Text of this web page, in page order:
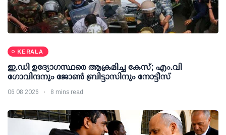
KERALA
ഇ.ഡി ഉദ്യോഗസ്ഥരെ ആക്രമിച്ച കേസ്; എം.വി
ഗോവിന്ദനും ജോണ്‍ ബ്രിട്ടാസിനും നോട്ടീസ്
06 08 2026 8 mins read